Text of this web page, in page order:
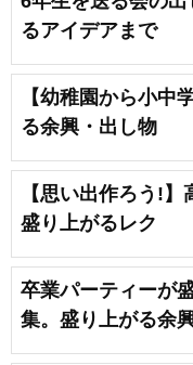
るアイデアまで
【幼稚園から小中
る余興・出し物
【思い出作ろう!
盛り上がるレク
卒業パーティーが
集。盛り上がる余